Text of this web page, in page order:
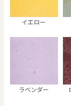
イエロー
ラベンダー